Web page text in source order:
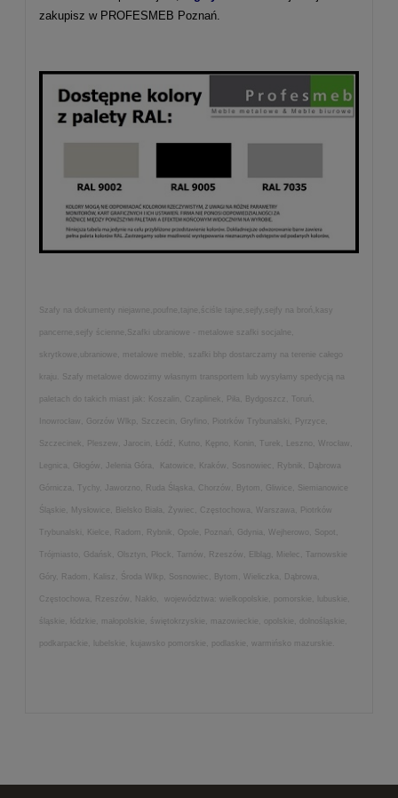
zakupisz w PROFESMEB Poznań.
Szafy na dokumenty niejawne,poufne,tajne,ściśle tajne,sejfy,sejfy na broń,kasy
pancerne,sejfy ścienne,Szafki ubraniowe - metalowe szafki socjalne,
skrytkowe,ubraniowe, metalowe meble, szafki bhp dostarczamy na terenie całego
kraju. Szafy metalowe dowozimy własnym transportem lub wysyłamy spedycją na
paletach do takich miast jak: Koszalin, Czaplinek, Piła, Bydgoszcz, Toruń,
Inowrocław, Gorzów Wlkp, Szczecin, Gryfino, Piotrków Trybunalski, Pyrzyce,
Szczecinek, Pleszew, Jarocin, Łódź, Kutno, Kępno, Konin, Turek, Leszno, Wrocław,
Legnica, Głogów, Jelenia Góra, Katowice, Kraków, Sosnowiec, Rybnik, Dąbrowa
Górnicza, Tychy, Jaworzno, Ruda Śląska, Chorzów, Bytom, Gliwice, Siemianowice
Śląskie, Mysłowice, Bielsko Biała, Żywiec, Częstochowa, Warszawa, Piotrków
Trybunalski, Kielce, Radom, Rybnik, Opole, Poznań, Gdynia, Wejherowo, Sopot,
Trójmiasto, Gdańsk, Olsztyn, Płock, Tarnów, Rzeszów, Elbląg, Mielec, Tarnowskie
Góry, Radom, Kalisz, Środa Wlkp, Sosnowiec, Bytom, Wieliczka, Dąbrowa,
Częstochowa, Rzeszów, Nakło, województwa: wielkopolskie, pomorskie, lubuskie,
śląskie, łódzkie, małopolskie, świętokrzyskie, mazowieckie, opolskie, dolnośląskie,
podkarpackie, lubelskie, kujawsko pomorskie, podlaskie, warmińsko mazurskie.